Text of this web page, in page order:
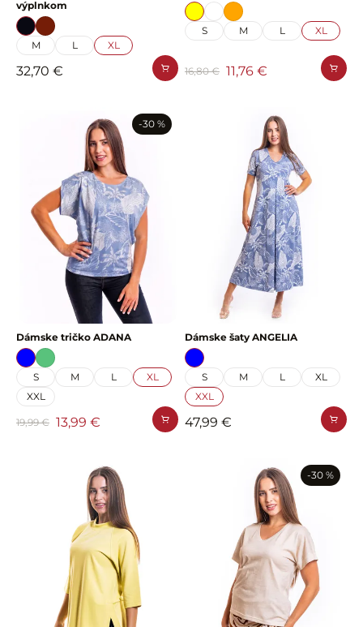
výplnkom
M L XL
32,70 €
S M L XL
16,80 € 11,76 €
-30 %
Dámske tričko ADANA
S M L
XL
XXL
19,99 € 13,99 €
Dámske šaty ANGELIA
S M L
XL
XXL
47,99 €
-30 %